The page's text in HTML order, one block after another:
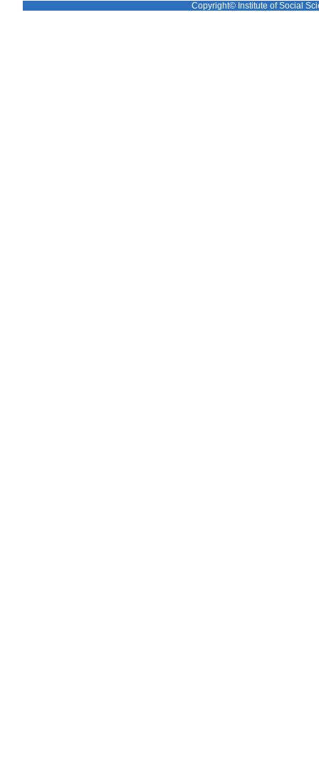
Copyright© Institute of Social